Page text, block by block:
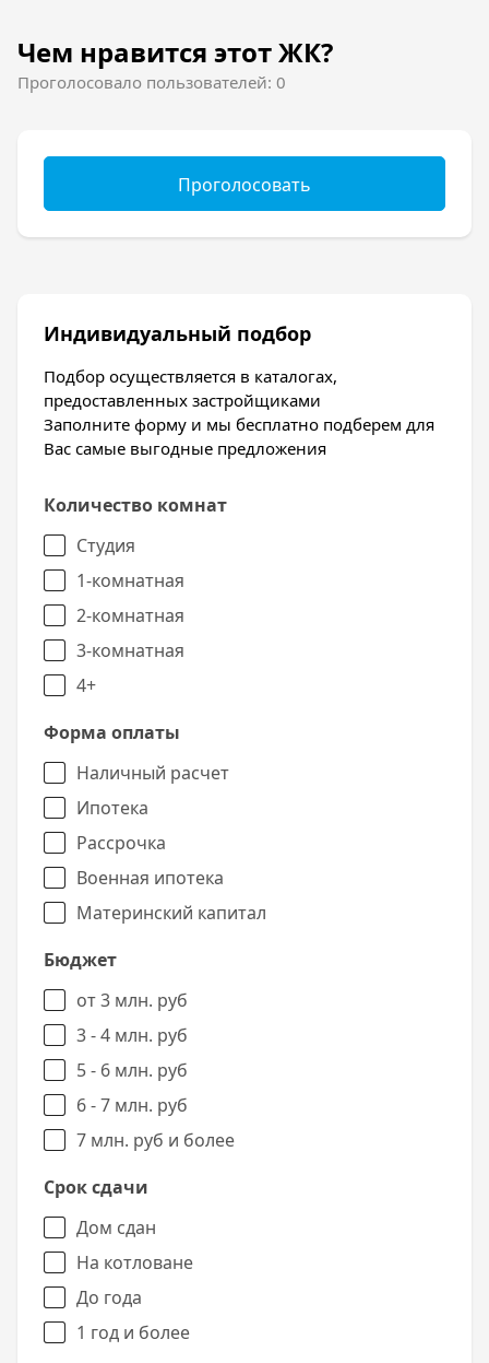
изготовления экологически чистый и не
нанесет ребенку вреда.
Отдохнуть и расслабиться можно в зоне
Отделка квартир
Квартиры ЖК Арбат сдаются в предчистовом
виде:
двери;
Выполнена стяжка потолка;
Отштукатурены стены;
Установлены счетчики, датчики
пожарной безопасности.
Перед покупкой вы можете ознакомится с
отзывами дольщиков на нашем сайте.
Чем нравится этот ЖК?
Проголосовало пользователей: 0
Проголосовать
Индивидуальный подбор
Подбор осуществляется в каталогах,
предоставленных застройщиками
Заполните форму и мы бесплатно подберем для
Вас самые выгодные предложения
Количество комнат
Студия
1-комнатная
2-комнатная
3-комнатная
4+
Форма оплаты
Наличный расчет
Ипотека
Рассрочка
Военная ипотека
Материнский капитал
Бюджет
от 3 млн. руб
3 - 4 млн. руб
5 - 6 млн. руб
6 - 7 млн. руб
7 млн. руб и более
Срок сдачи
Дом сдан
На котловане
До года
1 год и более